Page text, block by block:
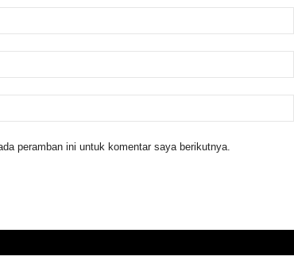
peramban ini untuk komentar saya berikutnya.